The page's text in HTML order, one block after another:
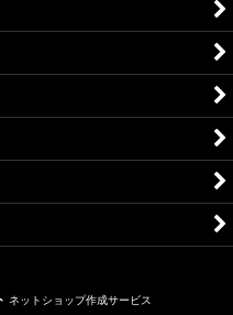
ネットショップ作成サービス